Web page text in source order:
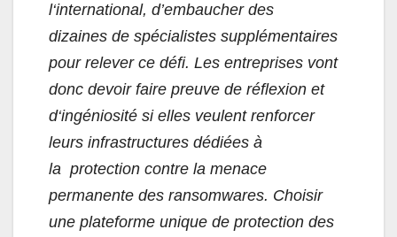
l‘international, d’embaucher des
dizaines de spécialistes supplémentaires
pour relever ce défi. Les entreprises vont
donc devoir faire preuve de réflexion et
d‘ingéniosité si elles veulent renforcer
leurs infrastructures dédiées à
la protection contre la menace
permanente des ransomwares. Choisir
une plateforme unique de protection des